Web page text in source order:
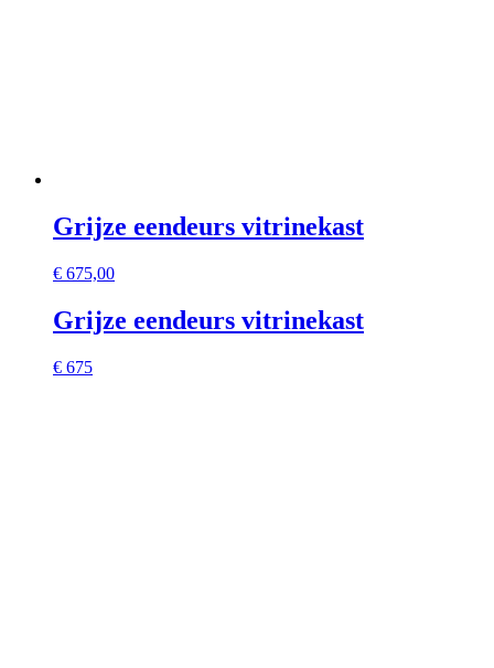
Grijze eendeurs vitrinekast
€ 675,00
Grijze eendeurs vitrinekast
€ 675